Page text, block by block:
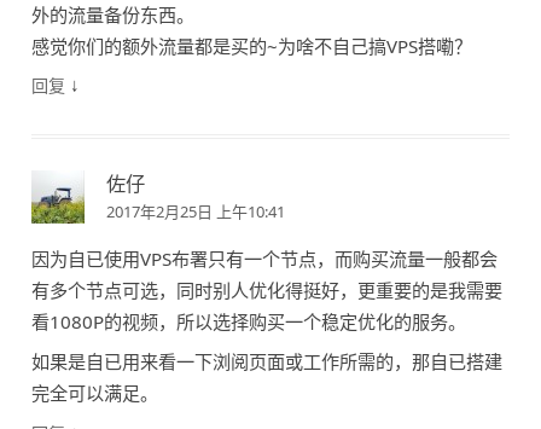
外的流量备份东西。
感觉你们的额外流量都是买的~为啥不自己搞VPS搭嘞？
回复 ↓
佐仔
2017年2月25日 上午10:41
因为自已使用VPS布署只有一个节点，而购买流量一般都会
有多个节点可选，同时别人优化得挺好，更重要的是我需要
看1080P的视频，所以选择购买一个稳定优化的服务。
如果是自已用来看一下浏阅页面或工作所需的，那自已搭建
完全可以满足。